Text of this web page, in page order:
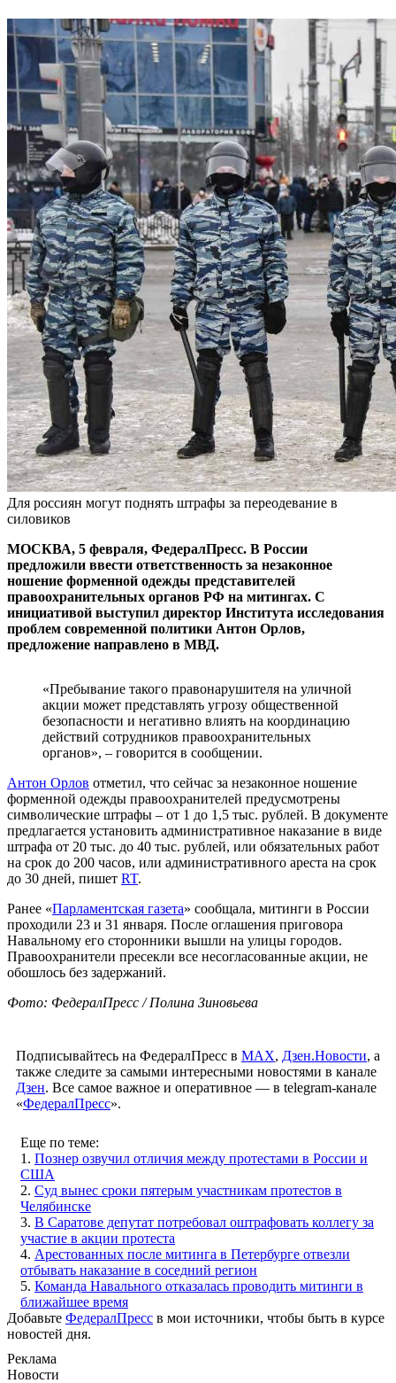
Для россиян могут поднять штрафы за переодевание в
силовиков
МОСКВА, 5 февраля, ФедералПресс. В России
предложили ввести ответственность за незаконное
ношение форменной одежды представителей
правоохранительных органов РФ на митингах. С
инициативой выступил директор Института исследования
проблем современной политики Антон Орлов,
предложение направлено в МВД.
«Пребывание такого правонарушителя на уличной
акции может представлять угрозу общественной
безопасности и негативно влиять на координацию
действий сотрудников правоохранительных
органов», – говорится в сообщении.
Антон Орлов отметил, что сейчас за незаконное ношение
форменной одежды правоохранителей предусмотрены
символические штрафы – от 1 до 1,5 тыс. рублей. В документе
предлагается установить административное наказание в виде
штрафа от 20 тыс. до 40 тыс. рублей, или обязательных работ
на срок до 200 часов, или административного ареста на срок
до 30 дней, пишет RT.
Ранее «Парламентская газета» сообщала, митинги в России
проходили 23 и 31 января. После оглашения приговора
Навальному его сторонники вышли на улицы городов.
Правоохранители пресекли все несогласованные акции, не
обошлось без задержаний.
Фото: ФедералПресс / Полина Зиновьева
Подписывайтесь на ФедералПресс в МАХ, Дзен.Новости, а
также следите за самыми интересными новостями в канале
Дзен. Все самое важное и оперативное — в telegram-канале
«ФедералПресс».
Еще по теме:
1. Познер озвучил отличия между протестами в России и
США
2. Суд вынес сроки пятерым участникам протестов в
Челябинске
3. В Саратове депутат потребовал оштрафовать коллегу за
участие в акции протеста
4. Арестованных после митинга в Петербурге отвезли
отбывать наказание в соседний регион
5. Команда Навального отказалась проводить митинги в
ближайшее время
Добавьте ФедералПресс в мои источники, чтобы быть в курсе
новостей дня.
Реклама
Новости